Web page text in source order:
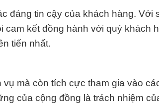
đáng tin cậy của khách hàng. Với
kết đồng hành với quý khách
tiến nhất.
mà còn tích cực tham gia vào
của cộng đồng là trách nhiệm